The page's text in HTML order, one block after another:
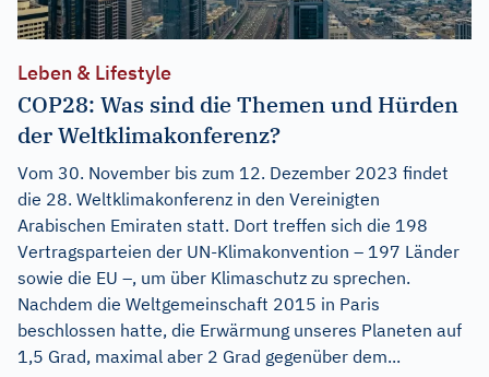
Leben & Lifestyle
COP28: Was sind die Themen und Hürden
der Weltklimakonferenz?
Vom 30. November bis zum 12. Dezember 2023 findet
die 28. Weltklimakonferenz in den Vereinigten
Arabischen Emiraten statt. Dort treffen sich die 198
Vertragsparteien der UN-Klimakonvention – 197 Länder
sowie die EU –, um über Klimaschutz zu sprechen.
Nachdem die Weltgemeinschaft 2015 in Paris
beschlossen hatte, die Erwärmung unseres Planeten auf
1,5 Grad, maximal aber 2 Grad gegenüber dem...